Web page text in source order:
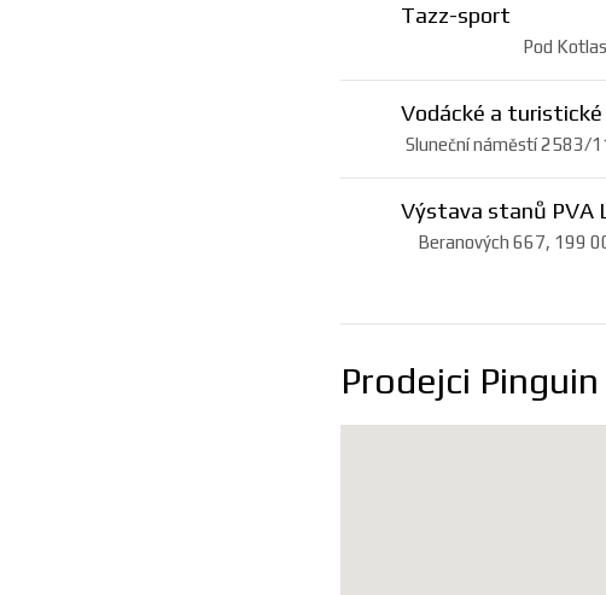
Tazz-sport
Pod
Vodácké a
Sluneční náměstí 2583/
Výstava stanů PVA
Beranových 667, 199
Prodejci